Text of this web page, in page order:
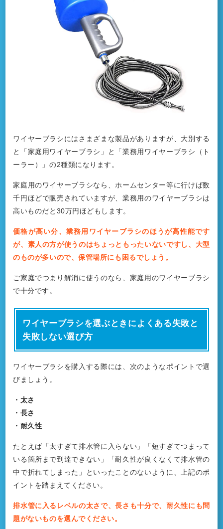
ワイヤーブラシにはさまざまな製品がありますが、大別する
と「家庭用ワイヤーブラシ」と「業務用ワイヤーブラシ（ト
ーラー）」の2種類になります。
家庭用のワイヤーブラシなら、ホームセンター等に行けば数
千円ほどで販売されていますが、業務用のワイヤーブラシは
高いものだと30万円ほどもします。
価格が高い分、業務用ワイヤーブラシのほうが高性能です
が、素人の方が使うのはちょっともったいないですし、大型
のものが多いので、保管場所にも困るでしょう。
ご家庭でつまり解消に使うのなら、家庭用のワイヤーブラシ
で十分です。
ワイヤーブラシを選ぶときによくある失敗と
失敗しない選び方
ワイヤーブラシを購入する際には、次のようなポイントで選
びましょう。
・太さ
・長さ
・耐久性
たとえば「太すぎて排水管に入らない」「短すぎてつまって
いる箇所まで到達できない」「耐久性が良くなくて排水管の
中で折れてしまった」といったことのないように、上記のポ
イントを踏まえてください。
排水管に入るレベルの太さで、長さも十分で、耐久性にも問
題がないものを選んでください。